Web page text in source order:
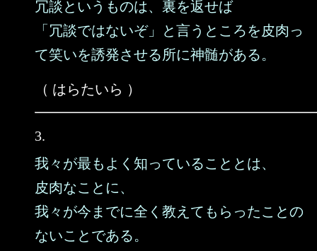
冗談というものは、裏を返せば
「冗談ではないぞ」と言うところを皮肉っ
て笑いを誘発させる所に神髄がある。
（ はらたいら ）
3.
我々が最もよく知っていることとは、
皮肉なことに、
我々が今までに全く教えてもらったことの
ないことである。